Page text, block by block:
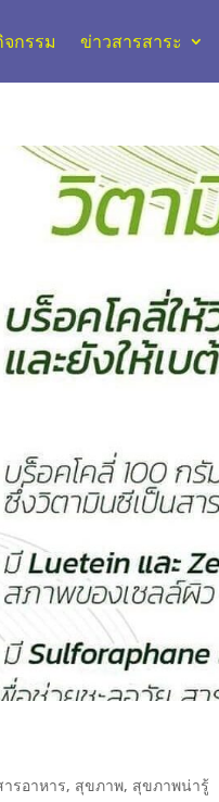
กรรม ข่าวสารสาระ
ารอาหาร, สุขภาพ, สุขภาพน่ารู้